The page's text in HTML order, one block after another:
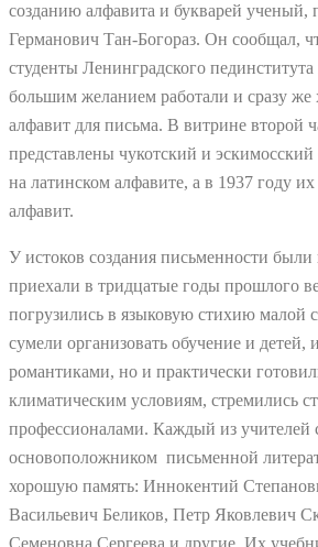
созданию алфавита и букварей ученый,
Германович Тан-Богораз. Он сообщал,
студенты Ленинградского
большим желанием работали и сразу же
алфавит для письма. В витрине второй
представлены чукотский и
на латинском алфавите, а в 1937 году
алфавит.
У истоков создания письменности
приехали в тридцатые годы прошлого
погрузились в языковую стихию малой
сумели организовать обучение и
романтиками, но и практически
климатическим условиям, стремились
профессионалами. Каждый из учителей
основоположником письменной
хорошую память: Иннокентий
Васильевич Беликов, Петр Яковлевич
Семеновна Сергеева и другие. Их